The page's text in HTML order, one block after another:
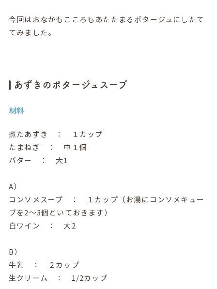
今回はおなかもこころもあたたまるポタージュにしたて
てみました。
あずきのポタージュスープ
材料
煮たあずき ： １カップ
たまねぎ ： 中１個
バター ： 大1
A）
コンソメスープ ： １カップ（お湯にコンソメキュー
ブを2～3個といておきます）
白ワイン ： 大2
B）
牛乳 ： ２カップ
生クリーム ： 1/2カップ